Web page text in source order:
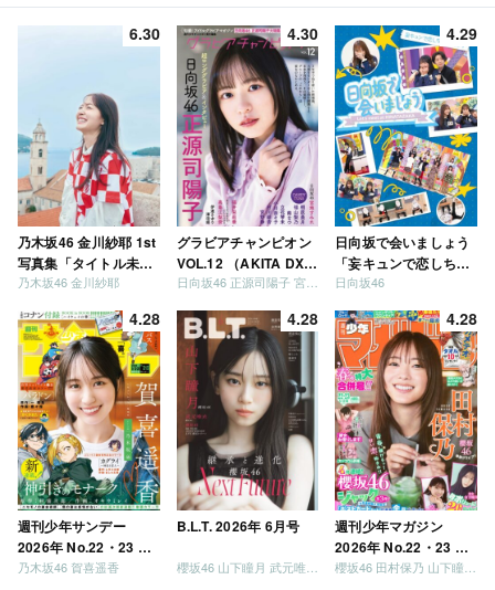
6.30
乃木坂46 金川紗耶 1st
写真集「タイトル未
定」
乃木坂46 金川紗耶
4.30
グラビアチャンピオン
VOL.12 （AKITA DXシ
リーズ）
日向坂46 正源司陽子 宮地すみれ
4.29
日向坂で会いましょう
「妄キュンで恋しちゃ
いましょう」「どっち
う」「ご褒美でロケし
ましょう」「フレンド
リーになりましょう」
「笑って卒業を祝いま
しょう」 [Blu-ray]
日向坂46
4.28
週刊少年サンデー
2026年 No.22・23 合
併号
乃木坂46 賀喜遥香
4.28
B.L.T. 2026年 6月号
櫻坂46 山下瞳月 武元唯衣 / 乃木坂46 海邉朱莉
4.28
週刊少年マガジン
2026年 No.22・23 合
併号